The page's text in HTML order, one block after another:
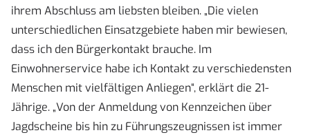
ihrem Abschluss am liebsten bleiben. „Die vielen
unterschiedlichen Einsatzgebiete haben mir bewiesen,
dass ich den Bürgerkontakt brauche. Im
Einwohnerservice habe ich Kontakt zu verschiedensten
Menschen mit vielfältigen Anliegen“, erklärt die 21-
Jährige. „Von der Anmeldung von Kennzeichen über
Jagdscheine bis hin zu Führungszeugnissen ist immer